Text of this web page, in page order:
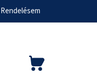
Rendelésem